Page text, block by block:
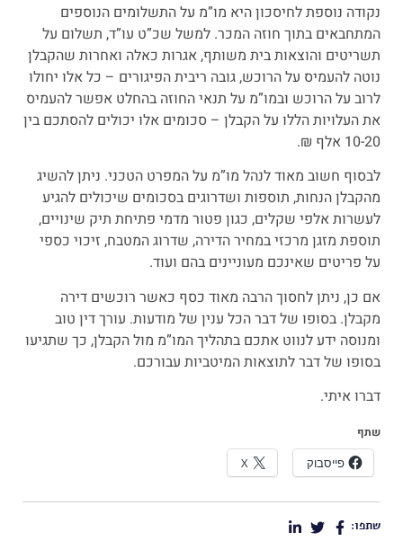
נקודה נוספת לחיסכון היא מו”מ על התשלומים הנוספים
המתחבאים בתוך חוזה המכר. למשל שכ”ט עו”ד, תשלום על
תשריטים והוצאות בית משותף, אגרות כאלה ואחרות שהקבלן
נוטה להעמיס על הרוכש, גובה ריבית הפיגורים – כל אלו יחולו
לרוב על הרוכש ובמו”מ על תנאי החוזה בהחלט אפשר להעמיס
את העלויות הללו על הקבלן – סכומים אלו יכולים להסתכם בין
10-20 אלף ₪.
לבסוף חשוב מאוד לנהל מו”מ על המפרט הטכני. ניתן להשיג
מהקבלן הנחות, תוספות ושדרוגים בסכומים שיכולים להגיע
לעשרות אלפי שקלים, כגון פטור מדמי פתיחת תיק שינויים,
תוספת מזגן מרכזי במחיר הדירה, שדרוג המטבח, זיכוי כספי
על פריטים שאינכם מעוניינים בהם ועוד.
אם כן, ניתן לחסוך הרבה מאוד כסף כאשר רוכשים דירה
מקבלן. בסופו של דבר הכל ענין של מודעות. עורך דין טוב
ומנוסה ידע לנווט אתכם בתהליך המו”מ מול הקבלן, כך שתגיעו
בסופו של דבר לתוצאות המיטביות עבורכם.
דברו איתי.
שתף
פייסבוק
X
שתפו: